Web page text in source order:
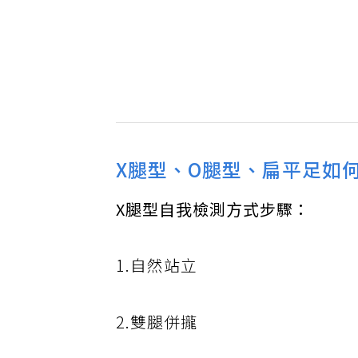
X腿型、O腿型、扁平足如
X腿型自我檢測方式步驟：
1.自然站立
2.雙腿併攏